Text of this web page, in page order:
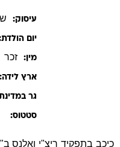
עיסוק:
יום
מין: זכר
ארץ לידה:
גר
סטטוס: